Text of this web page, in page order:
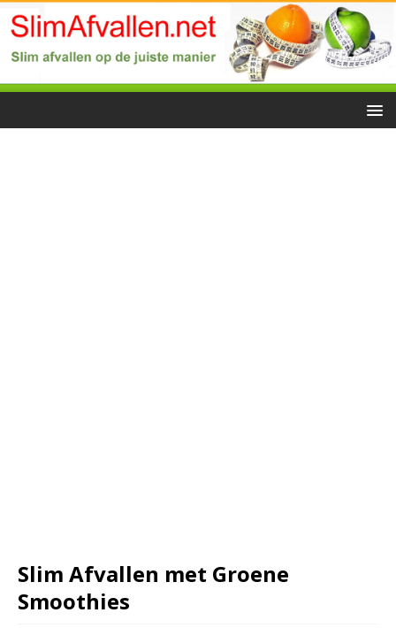
Slim Afvallen met Groene
Smoothies